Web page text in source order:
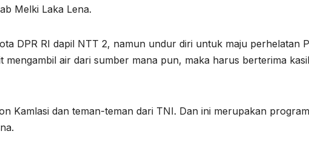
Melki Laka Lena.
DPR RI dapil NTT 2, namun undur diri untuk maju perhelatan
air dari sumber mana pun, maka harus berterima
Kamlasi dan teman-teman dari TNI. Dan ini merupakan program